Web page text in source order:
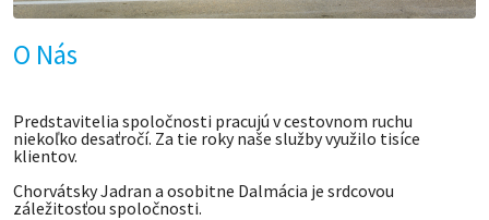
O Nás
Predstavitelia spoločnosti pracujú v cestovnom ruchu
niekoľko desaťročí. Za tie roky naše služby využilo tisíce
klientov.
Chorvátsky Jadran a osobitne Dalmácia je srdcovou
záležitosťou spoločnosti.